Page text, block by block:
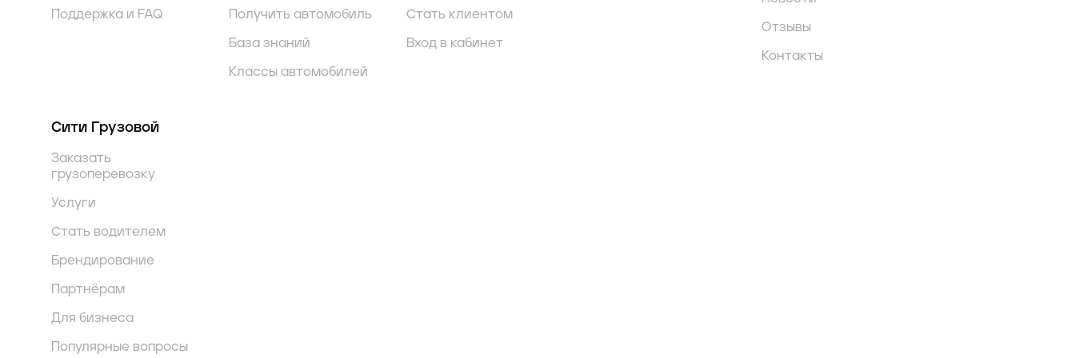
Поддержка и FAQ Получить автомобиль
База знаний
Классы автомобилей
Стать клиентом
Вход в кабинет
Отзывы
Контакты
Сити Грузовой
Заказать
грузоперевозку
Услуги
Стать водителем
Брендирование
Партнёрам
Для бизнеса
Популярные вопросы